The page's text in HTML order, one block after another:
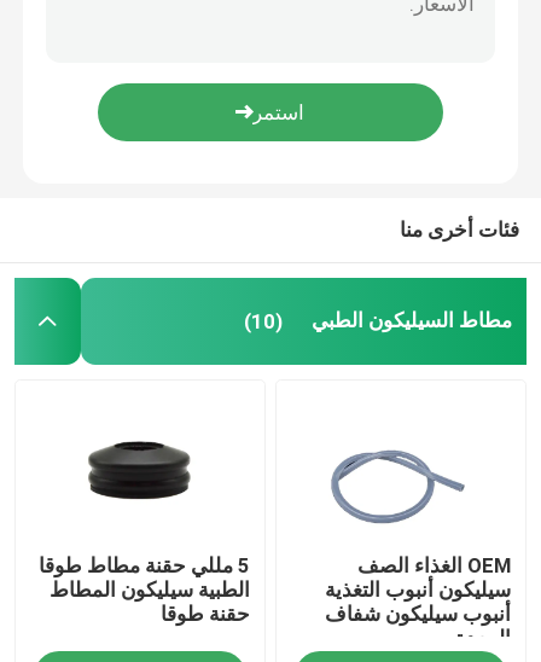
إكسسوارات جمع الدم
سدادة من مطاط البوتيل
مطاط البوتيل المهلجن
أنبوب سيليكون طبي
أنبوب الصرف
ملحقات القسطرة البولية
فئات أخرى منا
مطاط السيليكون الطبي (10)
OEM الغذاء الصف
سيليكون أنبوب التغذية
أنبوب سيليكون شفاف
المعدة
5 مللي حقنة مطاط طوقا
الطبية سيليكون المطاط
حقنة طوقا